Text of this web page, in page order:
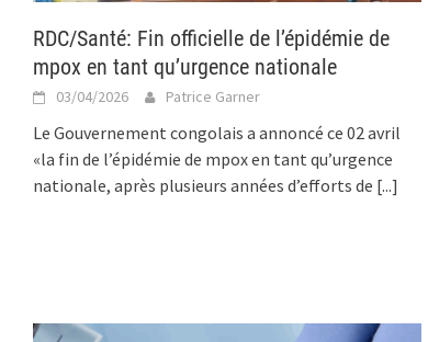
RDC/Santé: Fin officielle de l’épidémie de
mpox en tant qu’urgence nationale
03/04/2026 Patrice Garner
Le Gouvernement congolais a annoncé ce 02 avril
«la fin de l’épidémie de mpox en tant qu’urgence
nationale, après plusieurs années d’efforts de [...]